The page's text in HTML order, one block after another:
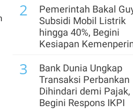
2
Pemerintah Bakal
Subsidi Mobil Listrik
hingga 40%, Begini
Kesiapan
3
Bank Dunia Ungkap
Transaksi Perbankan
Dihindari demi Pajak,
Begini Respons IKPI